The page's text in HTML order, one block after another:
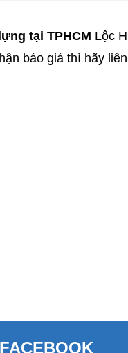
tại TPHCM Lộc
báo giá thì hãy